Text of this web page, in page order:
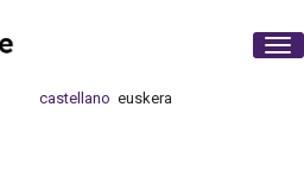
castellano euskera